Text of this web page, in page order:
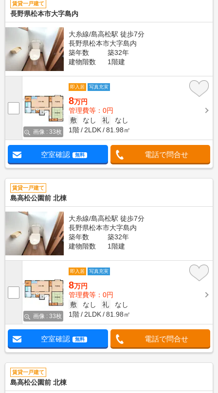
賃貸一戸建て
長野県松本市大字島内
大糸線/島高松駅 徒歩7分
長野県松本市大字島内
築年数
築32年
建物階数
1階建
画像 : 33枚
即入居 写真充実
8万円
管理費等：0円
敷
なし 礼
なし
1階
2LDK 81.98㎡
空室確認 無料 電話で問合せ
賃貸一戸建て
島高松公園前 北棟
大糸線/島高松駅 徒歩7分
長野県松本市大字島内
築年数
築32年
建物階数
1階建
画像 : 33枚
即入居 写真充実
8万円
管理費等：0円
敷
なし 礼
なし
1階
2LDK 81.98㎡
空室確認 無料 電話で問合せ
賃貸一戸建て
島高松公園前 北棟